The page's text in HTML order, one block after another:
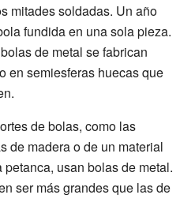
mitades soldadas. Un año
fundida en una sola pieza.
de metal se fabrican
en semiesferas huecas que
de bolas, como las
de madera o de un material
usan bolas de metal.
ser más grandes que las de